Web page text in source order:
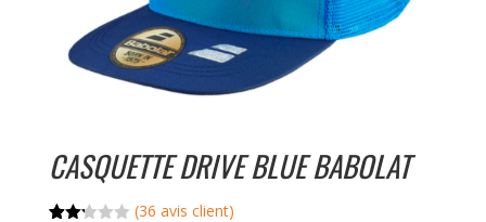
CASQUETTE DRIVE BLUE BABOLAT
(36 avis client)